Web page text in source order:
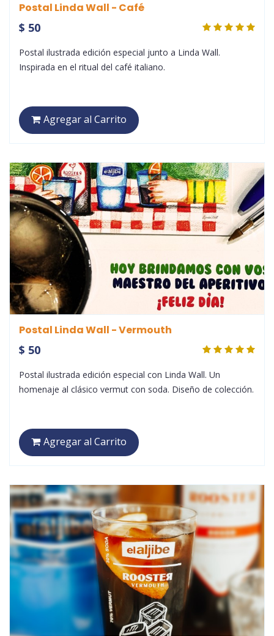
Postal Linda Wall - Café
$ 50
Postal ilustrada edición especial junto a Linda Wall.
Inspirada en el ritual del café italiano.
Agregar al Carrito
Postal Linda Wall - Vermouth
$ 50
Postal ilustrada edición especial con Linda Wall. Un
homenaje al clásico vermut con soda. Diseño de colección.
Agregar al Carrito